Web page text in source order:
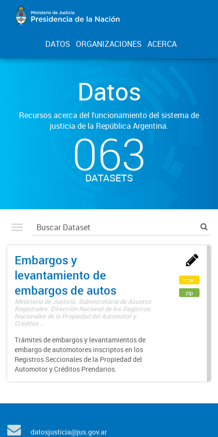
DATOS ORGANIZACIONES ACERCA
Datos
Recursos acerca del funcionamiento del sistema de
justicia de la República Argentina.
063
DATASETS
Embargos y
levantamiento de
embargos de autos
Ministerio de Justicia. Subsecretaría de Asuntos
Registrales. Dirección Nacional de los Registros
Nacionales de la Propiedad del Automotor y
Créditos ...
Trámites de embargos y levantamientos de
embargo de automotores inscriptos en los
Registros Seccionales de la Propiedad del
Automotor y Créditos Prendarios.
csv
zip
datosjusticia@jus.gov.ar